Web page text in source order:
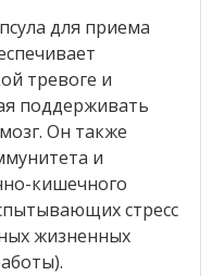
для приема
тревоге и
поддерживать
Он также
и
кишечного
стресс
жизненных